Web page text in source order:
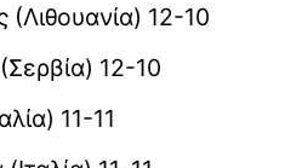
(Λιθουανία) 12-10
12-10
11-11